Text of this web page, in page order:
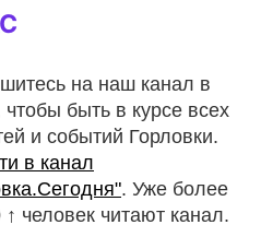
Mail (обязательное)
на наш канал в
быть в курсе всех
и событий Горловки.
в канал
. Уже более
↑ человек читают канал.